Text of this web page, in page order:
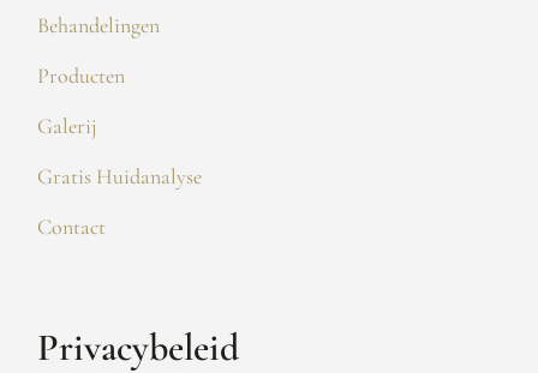
Behandelingen
Producten
Galerij
Gratis Huidanalyse
Contact
Privacybeleid